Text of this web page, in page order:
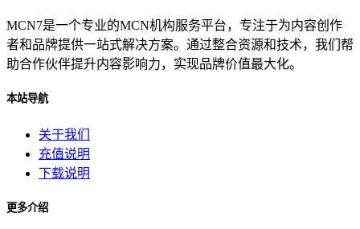
MCN7是一个专业的MCN机构服务平台，专注于为内容创作
者和品牌提供一站式解决方案。通过整合资源和技术，我们帮
助合作伙伴提升内容影响力，实现品牌价值最大化。
本站导航
关于我们
充值说明
下载说明
更多介绍